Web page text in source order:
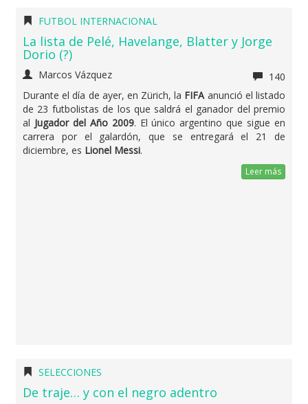
FUTBOL INTERNACIONAL
La lista de Pelé, Havelange, Blatter y Jorge
Dorio (?)
Marcos Vázquez
140
Durante el día de ayer, en Zürich, la FIFAanunció el listado
de 23 futbolistas de los que saldrá el ganador del premio
al Jugador del Año 2009. El único argentino que sigue en
carrera por el galardón, que se entregará el 21 de
diciembre, es Lionel Messi.
Leer más
SELECCIONES
De traje… y con el negro adentro